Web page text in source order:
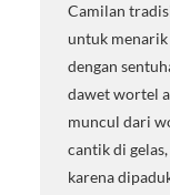
Camilan
untuk
dengan
dawet wortel
muncul dari
cantik di
karena